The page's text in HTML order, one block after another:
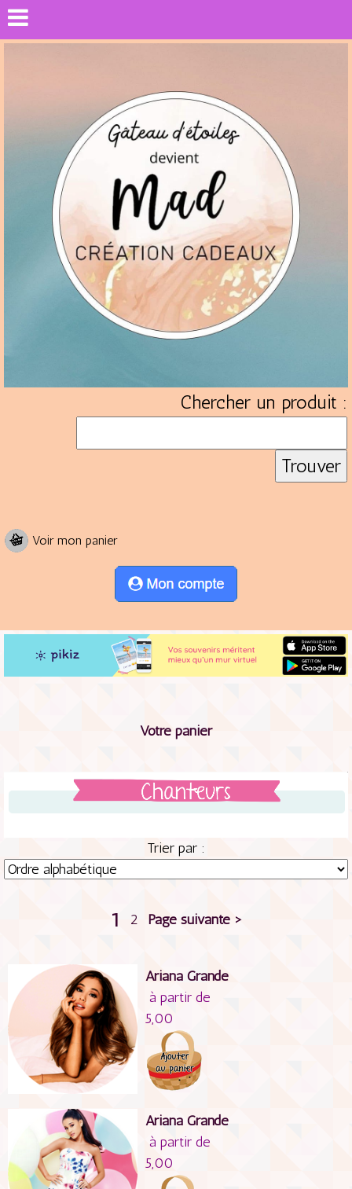
Chercher un produit :
Voir mon panier
Votre panier
Trier par :
1 2 Page suivante >
Ariana Grande
à partir de
5,00
Ariana Grande
à partir de
5,00